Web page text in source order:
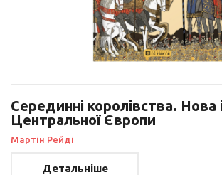
Серединні королівства. Нова
Центральної Європи
Мартін Рейді
Детальніше